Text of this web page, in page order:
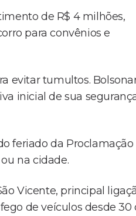
de R$ 4 milhões,
para convênios e
evitar tumultos.
inicial de sua
feriado da Proclamação
na cidade.
Vicente, principal
de veículos desde 30